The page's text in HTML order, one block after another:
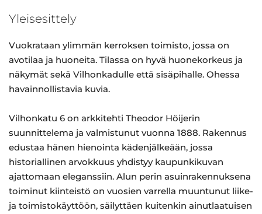
Yleisesittely
Vuokrataan ylimmän kerroksen toimisto, jossa on
avotilaa ja huoneita. Tilassa on hyvä huonekorkeus ja
näkymät sekä Vilhonkadulle että sisäpihalle. Ohessa
havainnollistavia kuvia.
Vilhonkatu 6 on arkkitehti Theodor Höijerin
suunnittelema ja valmistunut vuonna 1888. Rakennus
edustaa hänen hienointa kädenjälkeään, jossa
historiallinen arvokkuus yhdistyy kaupunkikuvan
ajattomaan eleganssiin. Alun perin asuinrakennuksena
toiminut kiinteistö on vuosien varrella muuntunut liike-
ja toimistokäyttöön, säilyttäen kuitenkin ainutlaatuisen